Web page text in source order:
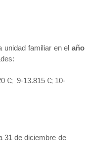
unidad familiar en elaño
€; 9-13.815 €; 10-
31 de diciembre de